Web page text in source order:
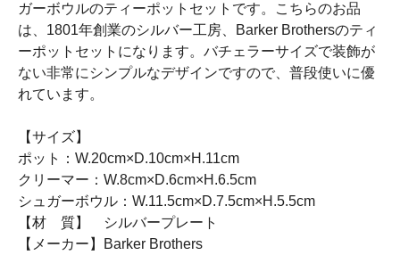
ガーボウルのティーポットセットです。こちらのお品
は、1801年創業のシルバー工房、Barker Brothersのティ
ーポットセットになります。バチェラーサイズで装飾が
ない非常にシンプルなデザインですので、普段使いに優
れています。
【サイズ】
ポット：W.20cm×D.10cm×H.11cm
クリーマー：W.8cm×D.6cm×H.6.5cm
シュガーボウル：W.11.5cm×D.7.5cm×H.5.5cm
【材 質】 シルバープレート
【メーカー】Barker Brothers